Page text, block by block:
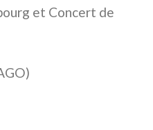
et Concert de